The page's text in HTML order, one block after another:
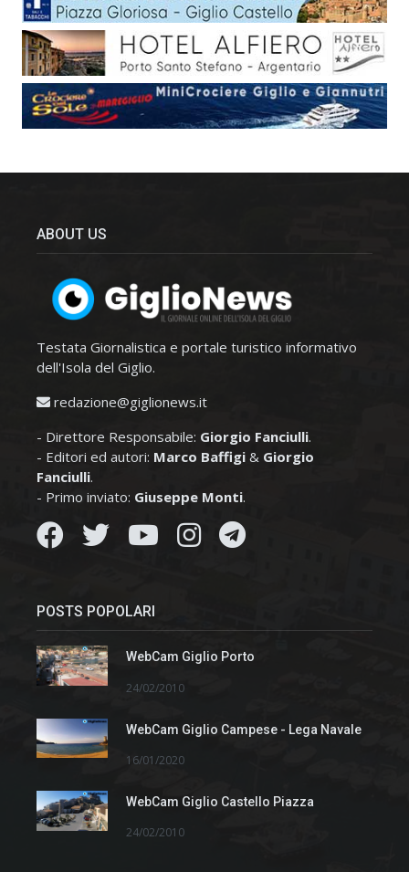
ABOUT US
Testata Giornalistica e portale turistico informativo
dell'Isola del Giglio.
redazione@giglionews.it
- Direttore Responsabile: Giorgio Fanciulli.
- Editori ed autori: Marco Baffigi & Giorgio
Fanciulli.
- Primo inviato: Giuseppe Monti.
POSTS POPOLARI
WebCam Giglio Porto
24/02/2010
WebCam Giglio Campese - Lega Navale
16/01/2020
WebCam Giglio Castello Piazza
24/02/2010